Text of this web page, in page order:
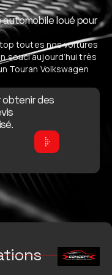
loué pour
toutes nos voitures
souci aujourd’hui très
Touran Volkswagen
des